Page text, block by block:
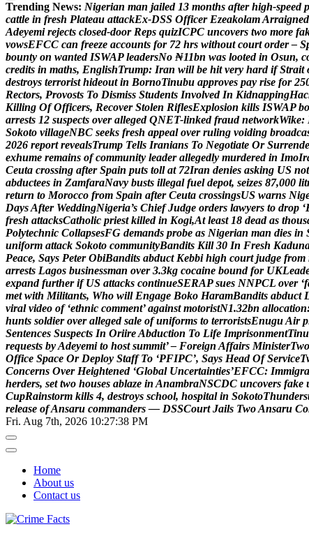
Trending News: Nigerian man jailed 13 months after high-speed p
cattle in fresh Plateau attackEx-DSS Officer EzeakolamArraigned
Adeyemi rejects closed-door Reps quizICPC uncovers two more fa
vowsEFCC can freeze accounts for 72 hrs without court order – S
bounty on wanted ISWAP leadersNo ₦11bn was looted in Osun, c
credits in maths, EnglishTrump: Iran will be hit very hard if Strait
destroys terrorist hideout in BornoTinubu approves pay rise for 25
Rectors, Provosts To Dismiss Students Involved In KidnappingHac
Killing Of Officers, Recover Stolen RiflesExplosion kills ISWAP bo
arrests 12 suspects over alleged QNET-linked fraud networkWike:
Sokoto villageNBC seeks fresh appeal over ruling voiding broadca
2026 report revealsTrump Tells Iranians To Negotiate Or Surrende
exhume remains of community leader allegedly murdered in ImoIr
Ceuta crossing after Spain puts toll at 72Iran denies asking US not
abductees in ZamfaraNavy busts illegal fuel depot, seizes 87,000 lit
return to Morocco from Spain after Ceuta crossingsUS warns Nig
DaysAfter WeddingNigeria’s Chief Judge orders lawyers to drop ‘
fresh attacksCatholic priest killed in Kogi,At least 18 dead as thous
Polytechnic CollapsesFG demands probe as Nigerian man dies in
uniform attack Sokoto communityBandits Kill 30 In Fresh Kadun
Peace, Says Peter ObiBandits abduct Kebbi high court judge from
arrests Lagos businessman over 3.3kg cocaine bound for UKLead
expand further if US attacks continueSERAP sues NNPCL over ‘f
met with Militants, Who will Engage Boko HaramBandits abduct
viral video of ‘ethnic comment’ against motoristN1.32bn allocation
hunts soldier over alleged sale of uniforms to terroristsEnuguAir p
Sentences Suspects In OriireAbduction To Life ImprisonmentTinu
requests byAdeyemi to host summit’ – Foreign Affairs MinisterTwo
Office Space Or Deploy Staff To ‘PFIPC’, Says Head Of ServiceT
Concerns Over Heightened ‘Global Uncertainties’EFCC: Immigra
herders, set two houses ablaze in AnambraNSCDC uncovers fake
CupRainstorm kills 4, destroys school, hospital in SokotoThunders
release ofAnsaru commanders — DSSCourt Jails TwoAnsaru Co
Fri. Aug 7th, 2026 10:27:39 PM
Home
About us
Contact us